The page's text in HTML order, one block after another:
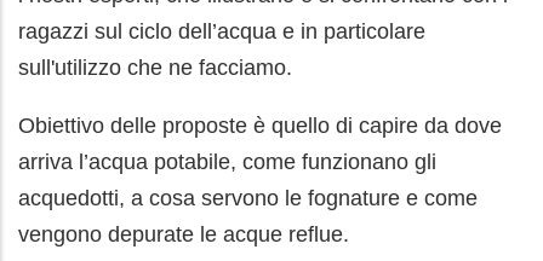
ragazzi sul ciclo dell’acqua e in particolare
sull'utilizzo che ne facciamo.
Obiettivo delle proposte è quello di capire da dove
arriva l’acqua potabile, come funzionano gli
acquedotti, a cosa servono le fognature e come
vengono depurate le acque reflue.